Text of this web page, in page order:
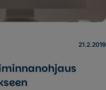
21.2.2019